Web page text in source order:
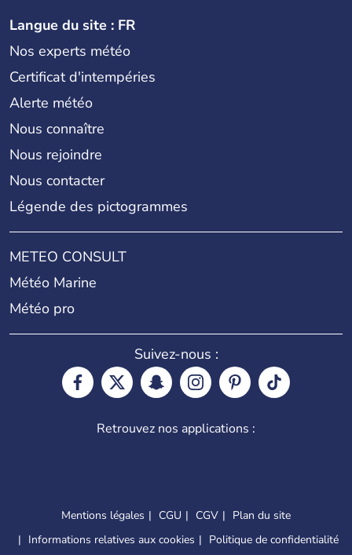
Langue du site : FR
Nos experts météo
Certificat d'intempéries
Alerte météo
Nous connaître
Nous rejoindre
Nous contacter
Légende des pictogrammes
METEO CONSULT
Météo Marine
Météo pro
Suivez-nous :
Retrouvez nos applications :
Mentions légales CGU CGV
Plan du site
Informations relatives aux cookies
Politique de confidentialité